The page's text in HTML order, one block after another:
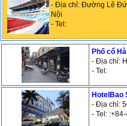
- Địa chỉ: Đường Lê
Nội
- Tel:
Phố cổ
- Địa chỉ:
- Tel:
HotelBao
- Địa chỉ:
- Tel: